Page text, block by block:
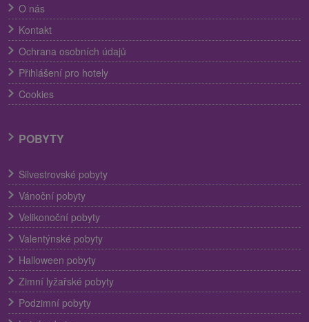
O nás
Kontakt
Ochrana osobních údajů
Přihlášení pro hotely
Cookies
POBYTY
Silvestrovské pobyty
Vánoční pobyty
Velikonoční pobyty
Valentýnské pobyty
Halloween pobyty
Zimní lyžařské pobyty
Podzimní pobyty